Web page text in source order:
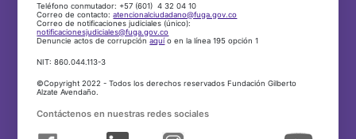
Teléfono conmutador: +57 (601) 4 32 04 10
Correo de contacto:atencionalciudadano@fuga.gov.co
Correo de notificaciones judiciales (único):
notificacionesjudiciales@fuga.gov.co
Denuncie actos de corrupciónaquío en la línea 195 opción 1
NIT: 860.044.113-3
©Copyright 2022 - Todos los derechos reservados Fundación Gilberto
Alzate Avendaño.
Contáctenos en nuestras redes sociales